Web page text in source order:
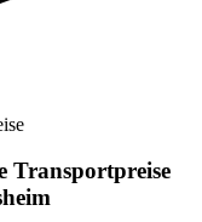
Transportpreise